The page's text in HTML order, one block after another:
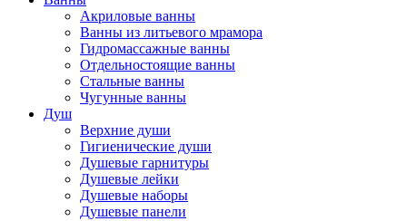
Акриловые ванны
Ванны из литьевого мрамора
Гидромассажные ванны
Отдельностоящие ванны
Стальные ванны
Чугунные ванны
Душ
Верхние души
Гигиенические души
Душевые гарнитуры
Душевые лейки
Душевые наборы
Душевые панели